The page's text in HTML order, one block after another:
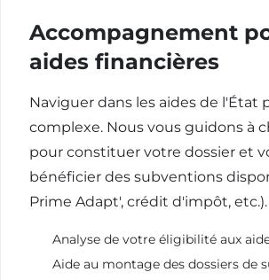
Accompagnement
aides financières
Naviguer dans les aides de l'État
complexe. Nous vous guidons à
pour constituer votre dossier et
bénéficier des subventions
Prime Adapt', crédit d'impôt, etc.).
Analyse de votre éligibilité aux
Aide au montage des dossiers de